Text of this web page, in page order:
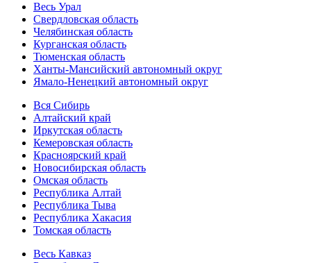
Весь Урал
Свердловская область
Челябинская область
Курганская область
Тюменская область
Ханты-Мансийский автономный округ
Ямало-Ненецкий автономный округ
Вся Сибирь
Алтайский край
Иркутская область
Кемеровская область
Красноярский край
Новосибирская область
Омская область
Республика Алтай
Республика Тыва
Республика Хакасия
Томская область
Весь Кавказ